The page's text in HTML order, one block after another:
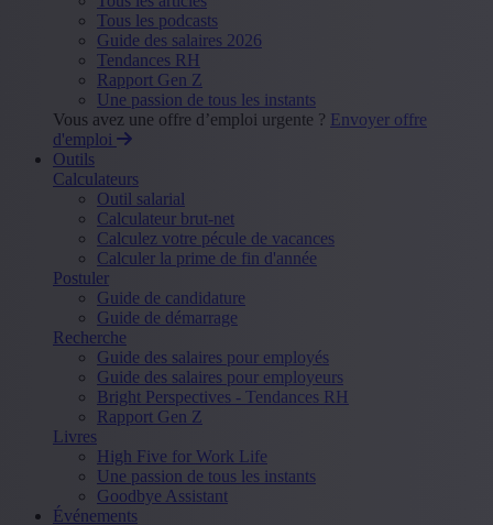
Tous les podcasts
Guide des salaires 2026
Tendances RH
Rapport Gen Z
Une passion de tous les instants
Vous avez une offre d’emploi urgente ? Envoyer offre
d'emploi
Outils
Calculateurs
Outil salarial
Calculateur brut-net
Calculez votre pécule de vacances
Calculer la prime de fin d'année
Postuler
Guide de candidature
Guide de démarrage
Recherche
Guide des salaires pour employés
Guide des salaires pour employeurs
Bright Perspectives - Tendances RH
Rapport Gen Z
Livres
High Five for Work Life
Une passion de tous les instants
Goodbye Assistant
Événements